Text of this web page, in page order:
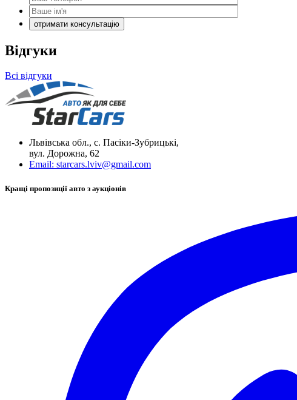
Відгуки
Всі відгуки
Львівська обл., с. Пасіки-Зубрицькі,
вул. Дорожна, 62
Email: starcars.lviv@gmail.com
Кращі пропозиції авто з аукціонів